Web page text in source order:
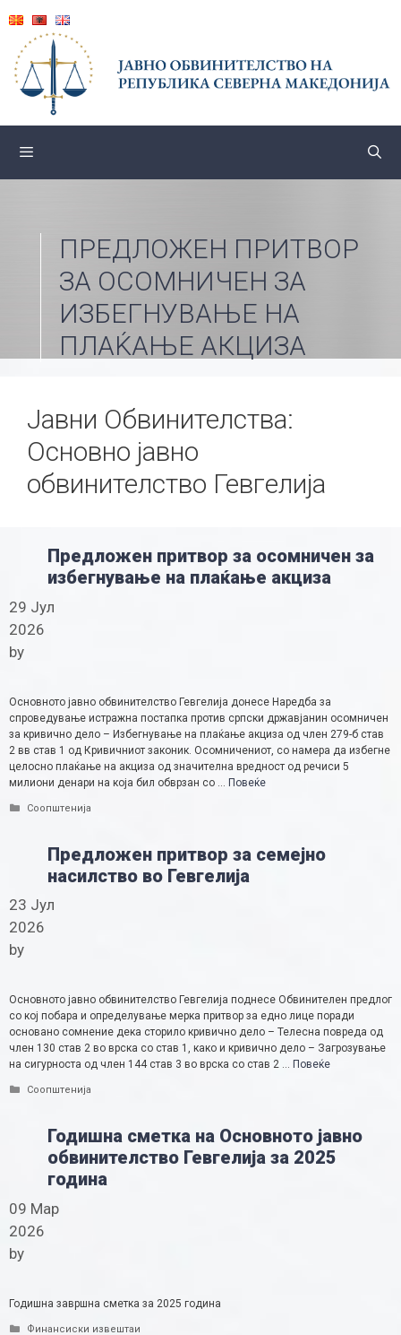
content
ПРЕДЛОЖЕН ПРИТВОР
ЗА ОСОМНИЧЕН ЗА
ИЗБЕГНУВАЊЕ НА
ПЛАЌАЊЕ АКЦИЗА
Јавни Обвинителства:
Основно јавно
обвинителство Гевгелија
Предложен притвор за осомничен за
избегнување на плаќање акциза
29 Јул
2026
by
Основното јавно обвинителство Гевгелија донесе Наредба за
спроведување истражна постапка против српски државјанин осомничен
за кривично дело – Избегнување на плаќање акциза од член 279-б став
2 вв став 1 од Кривичниот законик. Осомничениот, со намера да избегне
целосно плаќање на акциза од значителна вредност од речиси 5
милиони денари на која бил обврзан со … Повеќе
Categories
Соопштенија
Предложен притвор за семејно
насилство во Гевгелија
23 Јул
2026
by
Основното јавно обвинителство Гевгелија поднесе Обвинителен предлог
со кој побара и определување мерка притвор за едно лице поради
основано сомнение дека сторило кривично дело – Телесна повреда од
член 130 став 2 во врска со став 1, како и кривично дело – Загрозување
на сигурноста од член 144 став 3 во врска со став 2 … Повеќе
Categories
Соопштенија
Годишна сметка на Основното јавно
обвинителство Гевгелија за 2025
година
09 Мар
2026
by
Годишна завршна сметка за 2025 година
Categories
Финансиски извештаи